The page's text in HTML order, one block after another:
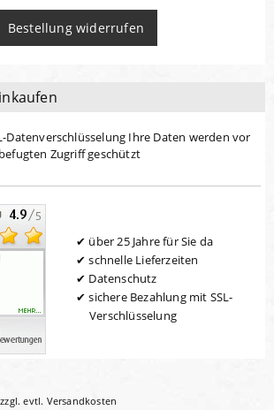
Bestellung widerrufen
Datenverschlüsselung Ihre Daten werden vor
Zugriff geschützt
über 25 Jahre für Sie da
schnelle Lieferzeiten
Datenschutz
sichere Bezahlung mit SSL-
Verschlüsselung
evtl. Versandkosten